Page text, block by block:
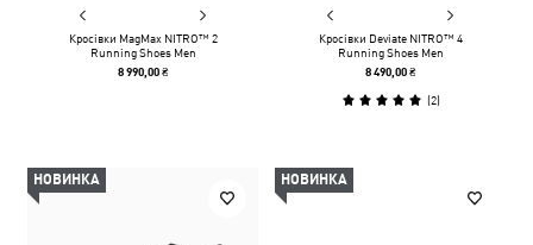
Кросівки MagMax NITRO™ 2
Running Shoes Men
8 990,00 ₴
Кросівки Deviate NITRO™ 4
Running Shoes Men
8 490,00 ₴
(2)
НОВИНКА НОВИНКА